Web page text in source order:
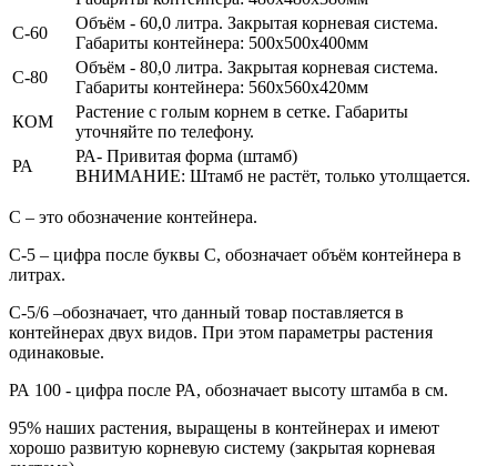
С-60
Объём - 60,0 литра. Закрытая корневая система.
Габариты контейнера: 500х500х400мм
С-80
Объём - 80,0 литра. Закрытая корневая система.
Габариты контейнера: 560х560х420мм
КОМ
Растение с голым корнем в сетке. Габариты
уточняйте по телефону.
РА
РА- Привитая форма (штамб)
ВНИМАНИЕ: Штамб не растёт, только утолщается.
С – это обозначение контейнера.
С-5 – цифра после буквы С, обозначает объём контейнера в
литрах.
С-5/6 –обозначает, что данный товар поставляется в
контейнерах двух видов. При этом параметры растения
одинаковые.
РА 100 - цифра после РА, обозначает высоту штамба в см.
95% наших растения, выращены в контейнерах и имеют
хорошо развитую корневую систему (закрытая корневая